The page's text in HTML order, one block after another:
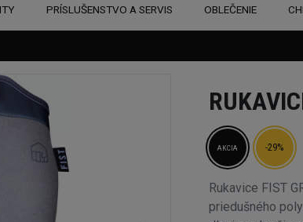
PRÍSLUŠENSTVO A SERVIS OBLEČENIE
AKCIA -29%
Rukavice FIST
priedušného